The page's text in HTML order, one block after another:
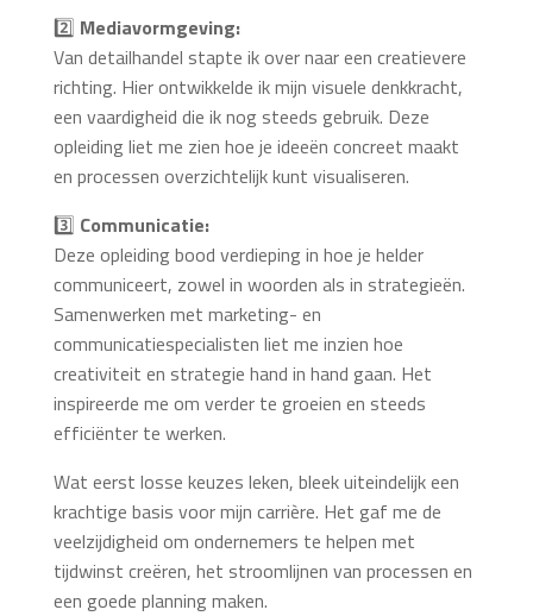
2️⃣ Mediavormgeving:
Van detailhandel stapte ik over naar een creatievere
richting. Hier ontwikkelde ik mijn visuele denkkracht,
een vaardigheid die ik nog steeds gebruik. Deze
opleiding liet me zien hoe je ideeën concreet maakt
en processen overzichtelijk kunt visualiseren.
3️⃣ Communicatie:
Deze opleiding bood verdieping in hoe je helder
communiceert, zowel in woorden als in strategieën.
Samenwerken met marketing- en
communicatiespecialisten liet me inzien hoe
creativiteit en strategie hand in hand gaan. Het
inspireerde me om verder te groeien en steeds
efficiënter te werken.
Wat eerst losse keuzes leken, bleek uiteindelijk een
krachtige basis voor mijn carrière. Het gaf me de
veelzijdigheid om ondernemers te helpen met
tijdwinst creëren, het stroomlijnen van processen en
een goede planning maken.